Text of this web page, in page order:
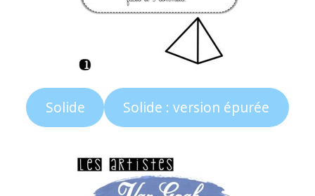
Solide Solide : version épurée